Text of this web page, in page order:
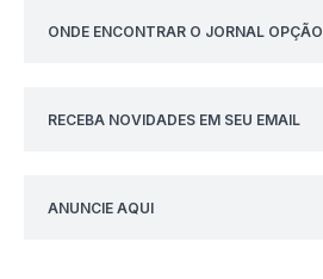
ONDE ENCONTRAR O JORNAL OPÇÃO
RECEBA NOVIDADES EM SEU EMAIL
ANUNCIE AQUI